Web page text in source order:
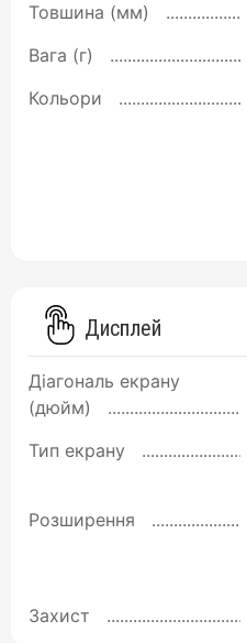
Товшина (мм)
Вага (г)
Кольори
Дисплей
Діагональ екрану
(дюйм)
Тип екрану
Розширення
Захист